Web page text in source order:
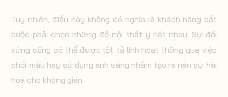
Tuy nhiên, điều này không có nghĩa là khách hàng bắt
buộc phải chọn những đồ nội thất y hệt nhau. Sự đối
xứng cũng có thể được lột tả linh hoạt thông qua việc
phối màu hay sử dụng ánh sáng nhằm tạo ra nên sự hài
hoà cho không gian.